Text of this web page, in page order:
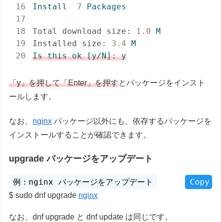
Install
7 Packages
Total download size: 1.0
M
Installed size:
3.4
M
Is this ok [y/N]: y
「y」を押して「Enter」を押すとパッケージをインスト
ールします。
なお、 nginx パッケージ以外にも、依存するパッケージを
インストールすることが確認できます。
upgrade パッケージをアップデート
Copy
sudo dnf upgrade nginx
なお、dnf upgrade と dnf update は同じです。